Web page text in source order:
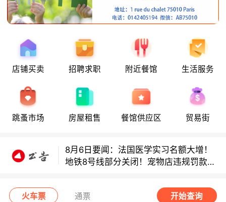
店铺买卖 招聘求职 附近餐馆 生活服务
跳蚤市场 房屋租售 餐馆供应区 贸易街
8月6日要闻：法国医学实习名额大增！
炉！
巴黎地铁音乐家海选启动！
地铁8号线部分关闭！宠物店违规罚款出
炉！
火车票 通票 开始查询